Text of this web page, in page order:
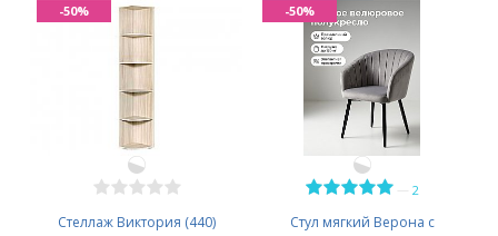
Стеллаж Виктория (440)
-50%
2
Стул мягкий Верона с
-50%